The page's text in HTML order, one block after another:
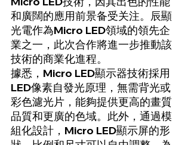
和廣闊的應用前景备受关注。辰顯
光電作為Micro LED領域的領先企
業之一，此次合作將進一步推動該
技術的商業化進程。
據悉，Micro LED顯示器技術採用
LED像素自發光原理，無需背光或
彩色濾光片，能夠提供更高的畫質
品質和更廣的色域。此外，通過模
組化設計，Micro LED顯示屏的形